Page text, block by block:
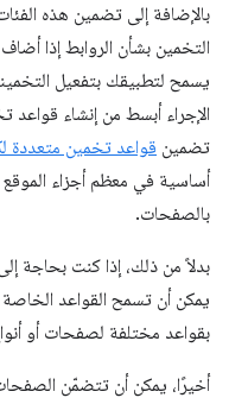
التخمين بشأن الروابط إذا
يسمح لتطبيقك بتفعيل
الإجراء أبسط من إنشاء قواعد
تضمين قواعد تخمين
أساسية في معظم أجزاء الموقع
بالصفحات.
بدلاً من ذلك، إذا كنت بحاجة
يمكن أن تسمح القواعد
بقواعد مختلفة لصفحات أو
أخيرًا، يمكن أن تتضمّن